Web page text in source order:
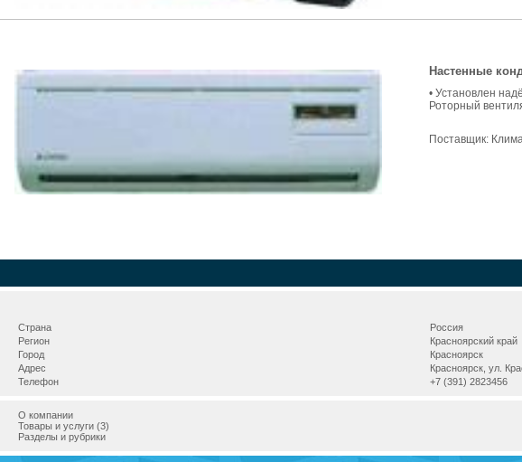
Настенные
• Установлен
Роторный
Поставщик:
Страна
Россия
Регион
Красноярский край
Город
Красноярск
Адрес
Красноярск, ул.
Телефон
+7 (391) 2823456
О компании
Товары и услуги (3)
Разделы и рубрики